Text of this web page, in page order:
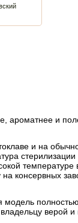
ароматнее и
и на
температуре
консервных
полностью
верой и